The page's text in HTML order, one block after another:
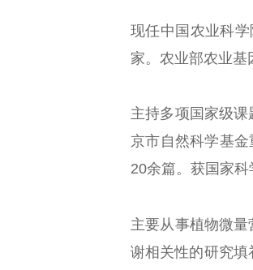
现任中国农业科
家。农业部农业基
主持多项国家级课
京市自然科学基
20余篇。获国家
主要从事植物微
谢相关性的研究填